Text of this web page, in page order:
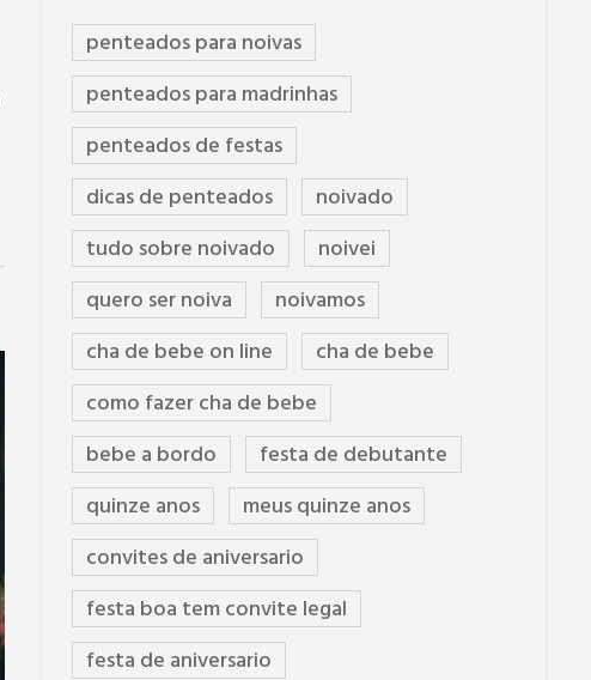
penteados para noivas
penteados para madrinhas
penteados de festas
dicas de penteados
noivado
tudo sobre noivado
noivei
quero ser noiva
noivamos
cha de bebe on line
cha de bebe
como fazer cha de bebe
bebe a bordo
festa de debutante
quinze anos
meus quinze anos
convites de aniversario
festa boa tem convite legal
festa de aniversario